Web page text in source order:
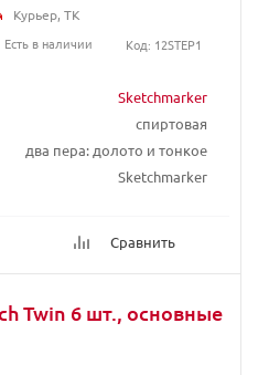
Sketchmarker
спиртовая
два пера: долото и тонкое
Sketchmarker
Сравнить
Курьер, ТК
Есть в наличии
Код: 12STEP1
Twin 6 шт., основные